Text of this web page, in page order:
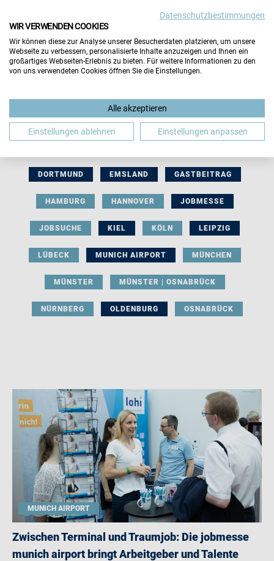
BERUFLICHE ORIENTIERUNG BEWERBUNG
DORTMUND EMSLAND GASTBEITRAG
HAMBURG HANNOVER JOBMESSE
JOBSUCHE KIEL KÖLN LEIPZIG
LÜBECK MUNICH AIRPORT MÜNCHEN
MÜNSTER MÜNSTER | OSNABRÜCK
NÜRNBERG OLDENBURG OSNABRÜCK
MUNICH AIRPORT
Zwischen Terminal und Traumjob: Die jobmesse
munich airport bringt Arbeitgeber und Talente
Datenschutzbestimmungen
WIR VERWENDEN COOKIES
Wir können diese zur Analyse unserer Besucherdaten platzieren, um unsere
Webseite zu verbessern, personalisierte Inhalte anzuzeigen und Ihnen ein
großartiges Webseiten-Erlebnis zu bieten. Für weitere Informationen zu den
von uns verwendeten Cookies öffnen Sie die Einstellungen.
Alle akzeptieren
Einstellungen ablehnen Einstellungen anpassen